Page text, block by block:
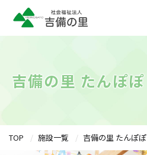
吉備の里 たんぽぽ
TOP 施設一覧 吉備の里 たんぽぽ